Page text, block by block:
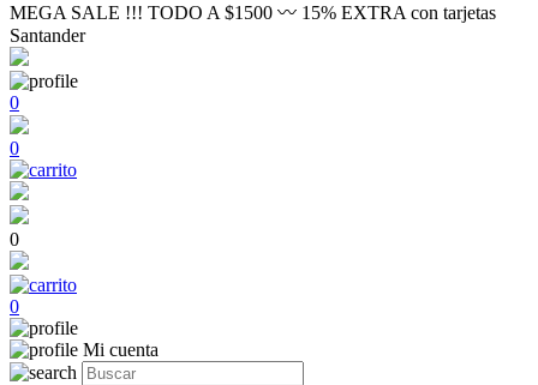
MEGA SALE !!! TODO A $1500 〰 15% EXTRA con tarjetas
Santander
0
0
0
0
Mi cuenta